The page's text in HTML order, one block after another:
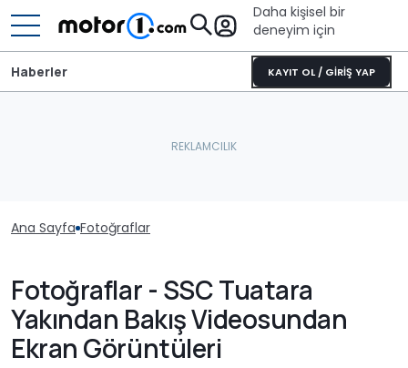
Daha kişisel bir
deneyim için
KAYIT OL / GİRİŞ YAP
Haberler
Ana Sayfa Fotoğraflar
Fotoğraflar - SSC Tuatara
Yakından Bakış Videosundan
Ekran Görüntüleri